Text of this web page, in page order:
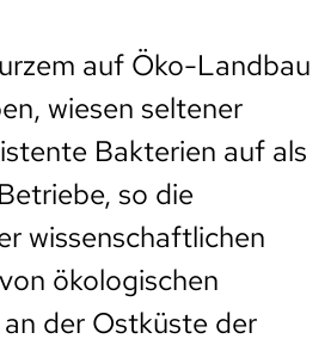
auf Öko-Landbau
wiesen seltener
Bakterien auf als
so die
wissenschaftlichen
ökologischen
der Ostküste der